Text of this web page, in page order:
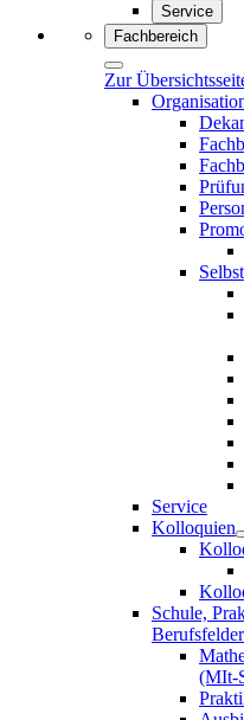
Service
Fachbereich
Zur
Service
Kolloquien
Schule,
Berufsfelder
(MIt-